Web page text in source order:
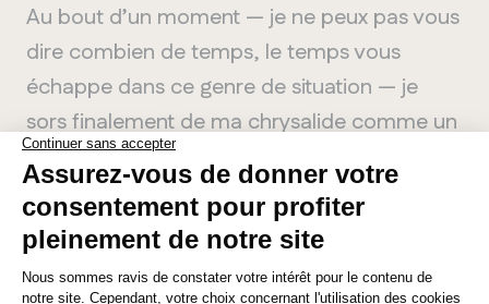
MANITOBA
Au bout d’un moment — je ne peux pas vous
dire combien de temps, le temps vous
échappe dans ce genre de situation — je
sors finalement de ma chrysalide comme un
petit papillon détendu, doux et très collant,
mais bien heureuse.